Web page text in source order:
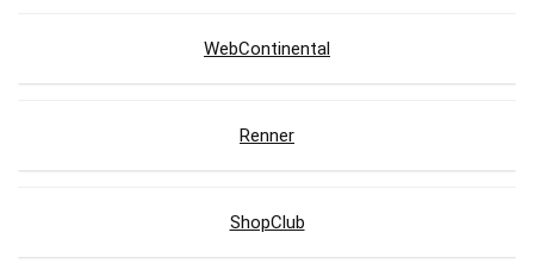
WebContinental
Renner
ShopClub